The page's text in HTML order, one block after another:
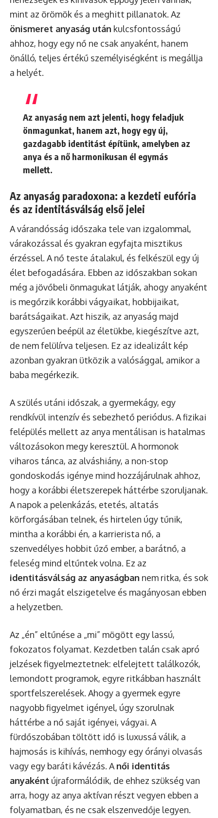
mint az örömök és a meghitt pillanatok. Az
önismeret anyaság után kulcsfontosságú
ahhoz, hogy egy nő ne csak anyaként, hanem
önálló, teljes értékű személyiségként is megállja
a helyét.
Az anyaság nem azt jelenti, hogy feladjuk
önmagunkat, hanem azt, hogy egy új,
gazdagabb identitást építünk, amelyben az
anya és a nő harmonikusan él egymás
mellett.
Az anyaság paradoxona: a kezdeti eufória
és az identitásválság első jelei
A várandósság időszaka tele van izgalommal,
várakozással és gyakran egyfajta misztikus
érzéssel. A nő teste átalakul, és felkészül egy új
élet befogadására. Ebben az időszakban sokan
még a jövőbeli önmagukat látják, ahogy anyaként
is megőrzik korábbi vágyaikat, hobbijaikat,
barátságaikat. Azt hiszik, az anyaság majd
egyszerűen beépül az életükbe, kiegészítve azt,
de nem felülírva teljesen. Ez az idealizált kép
azonban gyakran ütközik a valósággal, amikor a
baba megérkezik.
A szülés utáni időszak, a gyermekágy, egy
rendkívül intenzív és sebezhető periódus. A fizikai
felépülés mellett az anya mentálisan is hatalmas
változásokon megy keresztül. A hormonok
viharos tánca, az alváshiány, a non-stop
gondoskodás igénye mind hozzájárulnak ahhoz,
hogy a korábbi életszerepek háttérbe szoruljanak.
A napok a pelenkázás, etetés, altatás
körforgásában telnek, és hirtelen úgy tűnik,
mintha a korábbi én, a karrierista nő, a
szenvedélyes hobbit űző ember, a barátnő, a
feleség mind eltűntek volna. Ez az
identitásválság az anyaságban nem ritka, és sok
nő érzi magát elszigetelve és magányosan ebben
a helyzetben.
Az „én” eltűnése a „mi” mögött egy lassú,
fokozatos folyamat. Kezdetben talán csak apró
jelzések figyelmeztetnek: elfelejtett találkozók,
lemondott programok, egyre ritkábban használt
sportfelszerelések. Ahogy a gyermek egyre
nagyobb figyelmet igényel, úgy szorulnak
háttérbe a nő saját igényei, vágyai. A
fürdőszobában töltött idő is luxussá válik, a
hajmosás is kihívás, nemhogy egy órányi olvasás
vagy egy baráti kávézás. A női identitás
anyaként újraformálódik, de ehhez szükség van
arra, hogy az anya aktívan részt vegyen ebben a
folyamatban, és ne csak elszenvedője legyen.